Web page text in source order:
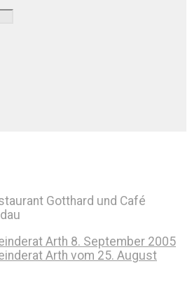
Gotthard und Café
Arth 8. September 2005
Arth vom 25. August